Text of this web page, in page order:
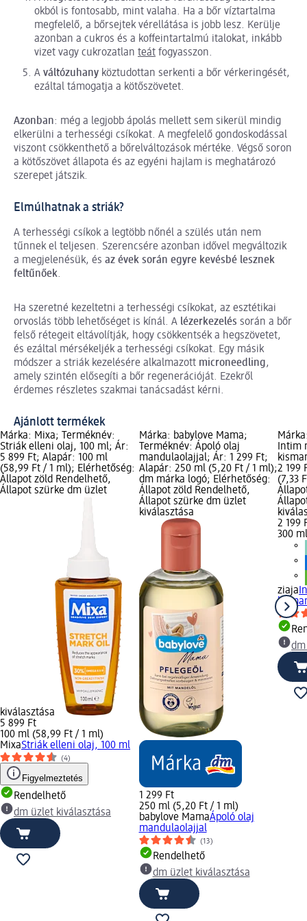
okból is fontosabb, mint valaha. Ha a bőr víztartalma
megfelelő, a bőrsejtek vérellátása is jobb lesz. Kerülje
azonban a cukros és a koffeintartalmú italokat, inkább
vizet vagy cukrozatlan teát fogyasszon.
A váltózuhany köztudottan serkenti a bőr vérkeringését,
ezáltal támogatja a kötőszövetet.
Azonban: még a legjobb ápolás mellett sem sikerül mindig
elkerülni a terhességi csíkokat. A megfelelő gondoskodással
viszont csökkenthető a bőrelváltozások mértéke. Végső soron
a kötőszövet állapota és az egyéni hajlam is meghatározó
szerepet játszik.
Elmúlhatnak a striák?
A terhességi csíkok a legtöbb nőnél a szülés után nem
tűnnek el teljesen. Szerencsére azonban idővel megváltozik
a megjelenésük, és az évek során egyre kevésbé lesznek
feltűnőek.
Ha szeretné kezeltetni a terhességi csíkokat, az esztétikai
orvoslás több lehetőséget is kínál. A lézerkezelés során a bőr
felső rétegeit eltávolítják, hogy csökkentsék a hegszövetet,
és ezáltal mérsékeljék a terhességi csíkokat. Egy másik
módszer a striák kezelésére alkalmazott microneedling,
amely szintén elősegíti a bőr regenerációját. Ezekről
érdemes részletes szakmai tanácsadást kérni.
Ajánlott termékek
Márka: Mixa; Terméknév:
Striák elleni olaj, 100 ml; Ár:
5 899 Ft; Alapár: 100 ml
(58,99 Ft / 1 ml); Elérhetőség:
Állapot zöld Rendelhető,
Állapot szürke dm üzlet
kiválasztása
5 899 Ft
100 ml (58,99 Ft / 1 ml)
MixaStriák elleni olaj, 100 ml
(4)
Figyelmeztetés
Rendelhető
dm üzlet kiválasztása
Márka: babylove Mama;
Terméknév: Ápoló olaj
mandulaolajjal; Ár: 1 299 Ft;
Alapár: 250 ml (5,20 Ft / 1 ml);
dm márka logó; Elérhetőség:
Állapot zöld Rendelhető,
Állapot szürke dm üzlet
kiválasztása
1 299 Ft
250 ml (5,20 Ft / 1 ml)
babylove MamaÁpoló olaj
mandulaolajjal
(13)
Rendelhető
dm üzlet kiválasztása
Intim
2 199
(7,33
2 199
300
ziaja